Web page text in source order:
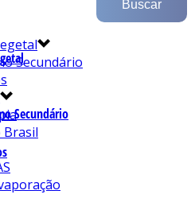
Secundário
Secundário